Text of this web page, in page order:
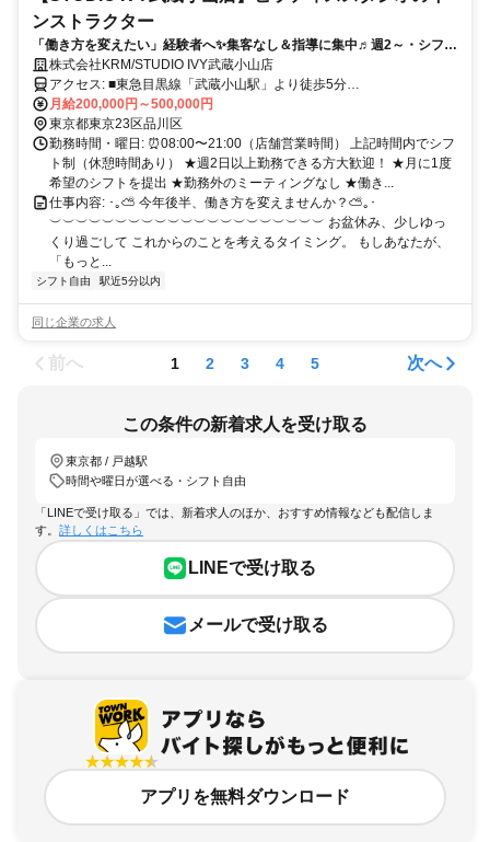
ンストラクター
「働き方を変えたい」経験者へ✨集客なし＆指導に集中♬週2～・シフト
自由！月50万円以上も可能◎
株式会社KRM/STUDIO IVY武蔵小山店
アクセス: ■東急目黒線「武蔵小山駅」より徒歩5分
୨୧･･･････････････････････････････････୨୧ 武蔵小山駅から通いやす
く、 目黒・五反田・不動前・西小山・大岡山 などからの通勤者も多
数！
月給200,000円～500,000円
東京都東京23区品川区
勤務時間・曜日: ⏰08:00〜21:00（店舗営業時間） 上記時間内でシフ
ト制（休憩時間あり） ★週2日以上勤務できる方大歓迎！ ★月に1度
希望のシフトを提出 ★勤務外のミーティングなし ★働き...
仕事内容: ･｡⛅ 今年後半、働き方を変えませんか？⛅｡･
︶︶︶︶︶︶︶︶︶︶︶︶︶︶︶︶︶︶︶︶︶ お盆休み、少しゆっ
くり過ごして これからのことを考えるタイミング。 もしあなたが、
「もっと...
シフト自由 駅近5分以内
同じ企業の求人
前へ 1 2 3 4 5 次へ
この条件の新着求人を受け取る
東京都 / 戸越駅
時間や曜日が選べる・シフト自由
「LINEで受け取る」では、新着求人のほか、おすすめ情報なども配信しま
す。 詳しくはこちら
LINEで受け取る
メールで受け取る
アプリを無料ダウンロード